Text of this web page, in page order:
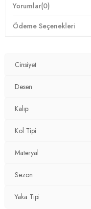
3DY15903005.150
Giyim Tarzı: Günlük/
Materyal:
Yaka Tipi:
Kol Tipi:
Kalıp Bilgisi:
Manken Bedeni:
Boy :
Menşei:
Yorumlar(0)
Ödeme Seçenekleri
Cinsiyet
Desen
Kalıp
Kol Tipi
Materyal
Sezon
Yaka Tipi